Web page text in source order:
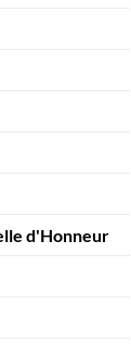
d'Honneur